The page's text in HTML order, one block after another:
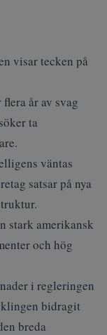
visar tecken på
år av svag
ta
väntas
satsar på nya
stark amerikansk
och hög
i regleringen
bidragit
breda